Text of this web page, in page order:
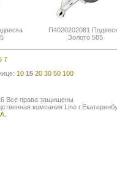
П4020202081
Золото 585
7
10 15 20 30 50 100
Все права защищены
компания Lino